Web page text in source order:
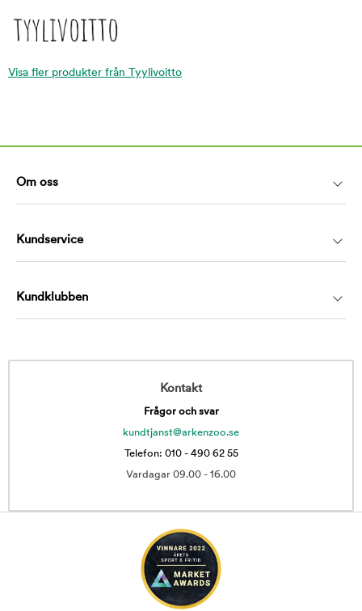
Visa fler produkter från Tyylivoitto
Om oss
Kundservice
Kundklubben
Kontakt
Frågor och svar
kundtjanst@arkenzoo.se
Telefon: 010 - 490 62 55
Vardagar 09.00 - 16.00